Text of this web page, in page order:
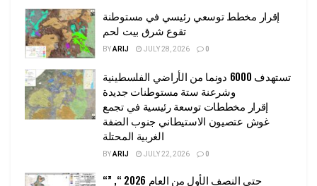
إقرار مخطط توسعي رئيسي في مستوطنة
تقوع شرق بيت لحم
BYARIJ JULY 28, 2026 0
تستهدف 6000 دونما من الأراضي الفلسطينية
وشرعنة ستة مستوطنات جديدة
إقرار مخططات توسعة رئيسية في تجمع
غوش عتصيون الاستيطاني جنوب الضفة
الغربية المحتلة
BYARIJ JULY 22, 2026 0
“حتى النصف الأول من العام 2026 “, ”